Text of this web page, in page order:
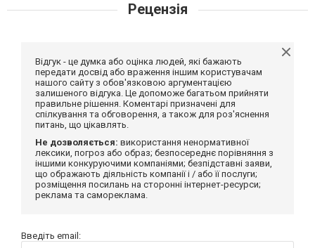
Рецензія
Відгук - це думка або оцінка людей, які бажають
передати досвід або враження іншим користувачам
нашого сайту з обов'язковою аргументацією
залишеного відгука. Це допоможе багатьом прийняти
правильне рішення. Коментарі призначені для
спілкування та обговорення, а також для роз'яснення
питань, що цікавлять.
Не дозволяється: використання ненормативної
лексики, погроз або образ; безпосереднє порівняння з
іншими конкуруючими компаніями; безпідставні заяви,
що ображають діяльність компанії і / або її послуги;
розміщення посилань на сторонні інтернет-ресурси;
реклама та самореклама.
Введіть email: